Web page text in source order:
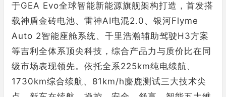
于GEA Evo全球智能新能源旗舰架构打造，首发搭
载神盾金砖电池、雷神AI电混2.0、银河Flyme
Auto 2智能座舱系统、千里浩瀚辅助驾驶H3方案
等吉利全体系顶尖科技，综合产品力与质价比在同
级市场表现领先。依托全系225km纯电续航、
1730km综合续航、81km/h麋鹿测试三大技术尖